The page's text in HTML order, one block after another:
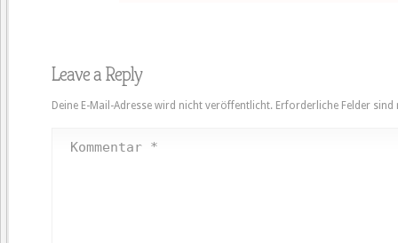
Leave a Reply
Deine E-Mail-Adresse wird nicht veröffentlicht. Erforderliche Felder